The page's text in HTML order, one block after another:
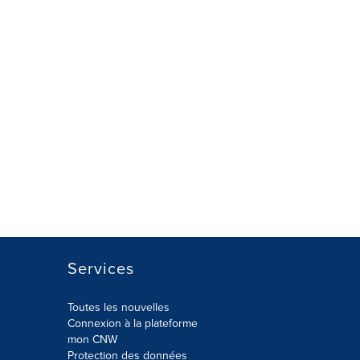
Services
Toutes les nouvelles
Connexion à la plateforme
mon CNW
Protection des données